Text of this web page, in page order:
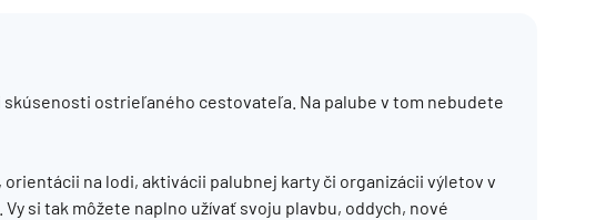
ostrieľaného cestovateľa. Na palube v tom nebudete
na lodi, aktivácii palubnej karty či organizácii výletov v
si tak môžete naplno užívať svoju plavbu, oddych, nové